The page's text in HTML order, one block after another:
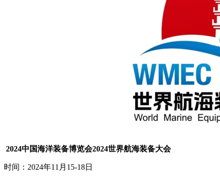
2024中国海洋装备博览会2024世界航海装备大会
时间：2024年11月15-18日